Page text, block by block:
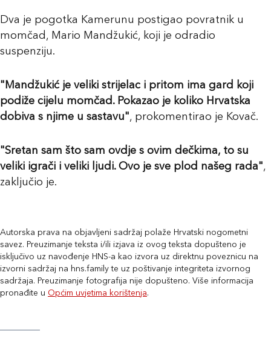
Dva je pogotka Kamerunu postigao povratnik u
momčad, Mario Mandžukić, koji je odradio
suspenziju.
"Mandžukić je veliki strijelac i pritom ima gard koji
podiže cijelu momčad. Pokazao je koliko Hrvatska
dobiva s njime u sastavu", prokomentirao je Kovač.
"Sretan sam što sam ovdje s ovim dečkima, to su
veliki igrači i veliki ljudi. Ovo je sve plod našeg rada",
zaključio je.
Autorska prava na objavljeni sadržaj polaže Hrvatski nogometni
savez. Preuzimanje teksta i/ili izjava iz ovog teksta dopušteno je
isključivo uz navođenje HNS-a kao izvora uz direktnu poveznicu na
izvorni sadržaj na hns.family te uz poštivanje integriteta izvornog
sadržaja. Preuzimanje fotografija nije dopušteno. Više informacija
pronađite u Općim uvjetima korištenja.